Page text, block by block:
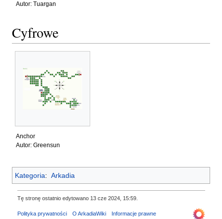
Autor: Tuargan
Cyfrowe
Anchor
Autor: Greensun
Kategoria: Arkadia
Tę stronę ostatnio edytowano 13 cze 2024, 15:59.
Polityka prywatności O ArkadiaWiki Informacje prawne